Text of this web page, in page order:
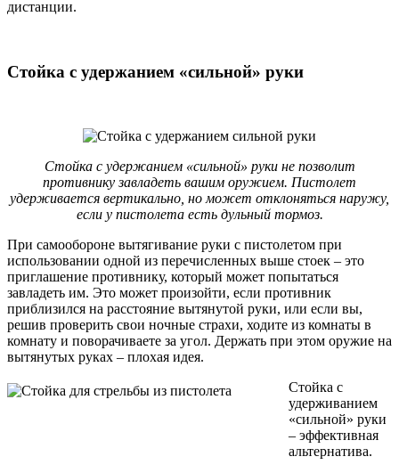
дистанции.
Стойка с удержанием «сильной» руки
Стойка с удержанием «сильной» руки не позволит
противнику завладеть вашим оружием. Пистолет
удерживается вертикально, но может отклоняться наружу,
если у пистолета есть дульный тормоз.
При самообороне вытягивание руки с пистолетом при
использовании одной из перечисленных выше стоек – это
приглашение противнику, который может попытаться
завладеть им. Это может произойти, если противник
приблизился на расстояние вытянутой руки, или если вы,
решив проверить свои ночные страхи, ходите из комнаты в
комнату и поворачиваете за угол. Держать при этом оружие на
вытянутых руках – плохая идея.
Стойка с
удерживанием
«сильной» руки
– эффективная
альтернатива.